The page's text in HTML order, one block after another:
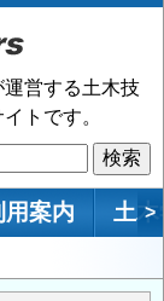
営する土木技
トです。
用案内 土 >